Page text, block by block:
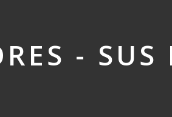
- SUS